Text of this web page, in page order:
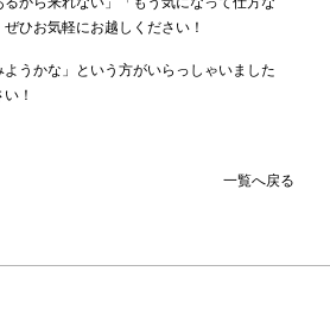
ひお気軽にお越しください！
うかな」という方がいらっしゃいました
！
一覧へ戻る